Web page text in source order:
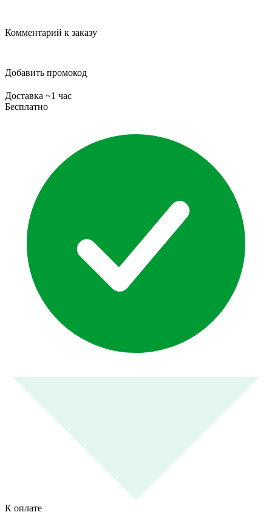
Комментарий к заказу
Добавить промокод
Доставка ~1 час
Бесплатно
К оплате